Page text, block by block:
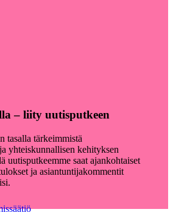
– liity uutisputkeen
tasalla tärkeimmistä
yhteiskunnallisen kehityksen
uutisputkeemme saat ajankohtaiset
ja asiantuntijakommentit